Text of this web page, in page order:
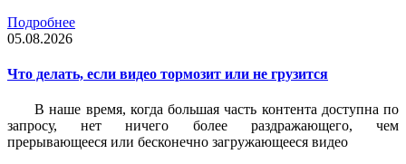
Подробнее
05.08.2026
Что делать, если видео тормозит или не грузится
В наше время, когда большая часть контента доступна по
запросу, нет ничего более раздражающего, чем
прерывающееся или бесконечно загружающееся видео